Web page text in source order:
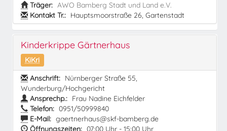
Träger: AWO Bamberg Stadt und Land e.V.
Kontakt Tr.: Hauptsmoorstraße 26, Gartenstadt
Kinderkrippe Gärtnerhaus
KiKri
Anschrift: Nürnberger Straße 55,
Wunderburg/Hochgericht
Ansprechp.: Frau Nadine Eichfelder
Telefon: 0951/50999840
E-Mail: gaertnerhaus@skf-bamberg.de
Öffnungszeiten: 07:00 Uhr - 15:00 Uhr